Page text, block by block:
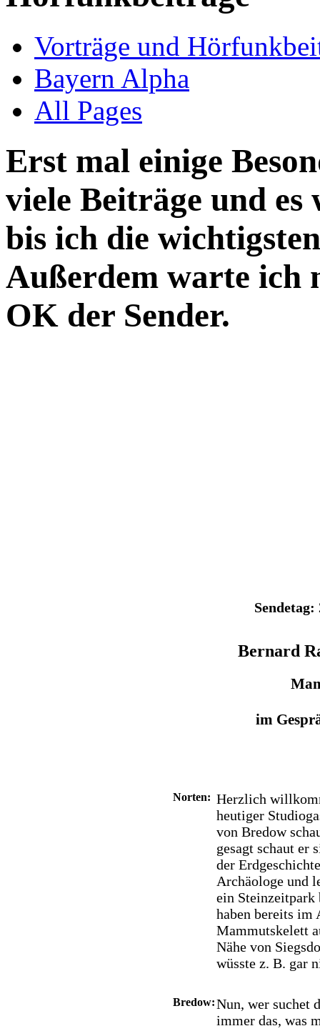
Vorträge und
Bayern Alpha
All Pages
Erst mal einige
viele Beiträge und
bis ich die
Außerdem warte ich
OK der Sender.
Sendetag:
Bernard
im
Norten: Herzlich
heutiger
von Bredow
gesagt schaut er
der
Archäologe und
ein Steinzeitpark
haben bereits im
Mammutskelett
Nähe von
wüsste z. B. gar
Bredow:Nun, wer suchet
immer das, was